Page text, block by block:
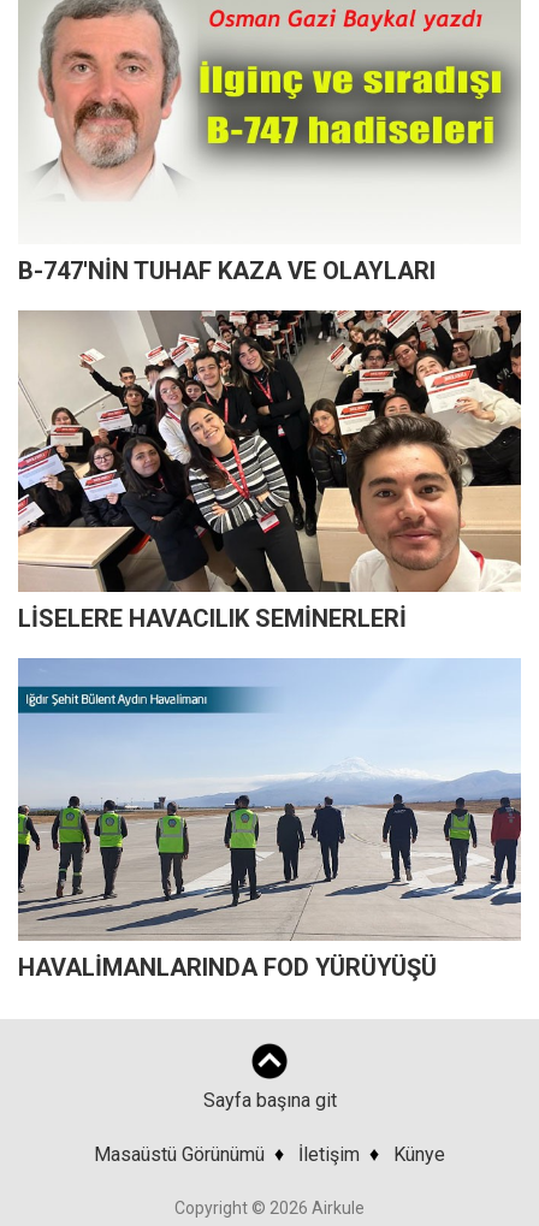
B-747'NİN TUHAF KAZA VE OLAYLARI
LİSELERE HAVACILIK SEMİNERLERİ
HAVALİMANLARINDA FOD YÜRÜYÜŞÜ
Sayfa başına git
Masaüstü Görünümü ♦ İletişim ♦ Künye
Copyright © 2026 Airkule